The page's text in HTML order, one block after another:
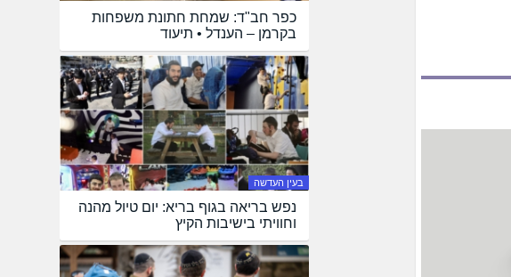
כפר חב"ד: שמחת חתונת משפחות
בקרמן – הענדל • תיעוד
בעין העדשה
נפש בריאה בגוף בריא: יום טיול מהנה
וחוויתי בישיבות הקיץ